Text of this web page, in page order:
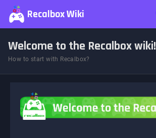
Recalbox Wiki
Welcome to the Recalbox wiki!
How to start with Recalbox?